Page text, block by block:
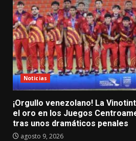
Noticias
¡Orgullo venezolano! La
el oro en los Juegos
tras unos dramáticos penales
agosto 9, 2026